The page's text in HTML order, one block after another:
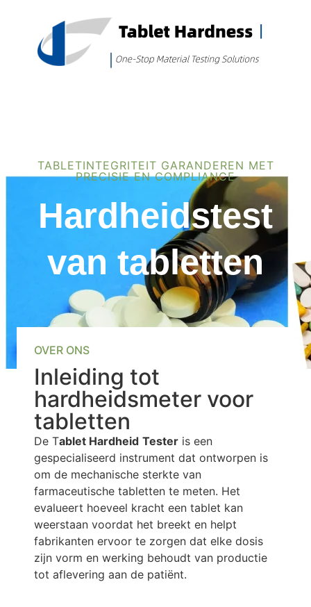
TABLETINTEGRITEIT GARANDEREN MET
PRECISIE EN COMPLIANCE
Hardheidstest
van tabletten
OVER ONS
Inleiding tot
hardheidsmeter voor
tabletten
De Tablet Hardheid Tester is een
gespecialiseerd instrument dat ontworpen is
om de mechanische sterkte van
farmaceutische tabletten te meten. Het
evalueert hoeveel kracht een tablet kan
weerstaan voordat het breekt en helpt
fabrikanten ervoor te zorgen dat elke dosis
zijn vorm en werking behoudt van productie
tot aflevering aan de patiënt.